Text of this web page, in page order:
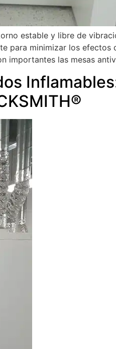
estable y libre de
para minimizar los
importantes las mesas